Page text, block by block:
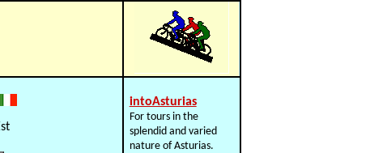
intoAsturias
For tours in the
splendid and varied
nature of Asturias.